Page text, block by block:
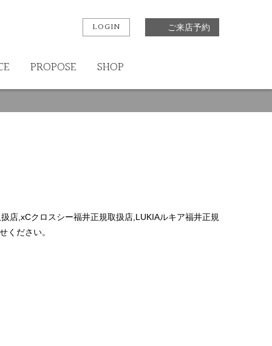
LOGIN ご来店予約
PROPOSE SHOP
店,xCクロスシー福井正規取扱店,LUKIAルキア福井正規
ください。